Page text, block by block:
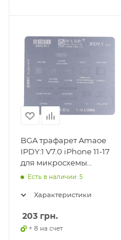
BGA трафарет Amaoe
IPDY:1 V7.0 iPhone 11-17
для микросхемы
тачскрина и контролера
Есть в наличии: 5
Характеристики
203 грн.
+ 8 на счет